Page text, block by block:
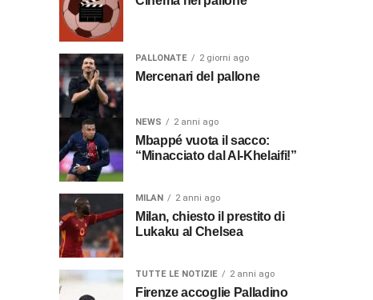
PALLONATE 2 giorni ago
Mercenari del pallone
NEWS 2 anni ago
Mbappé vuota il sacco:
“Minacciato dal Al-Khelaifi!”
MILAN 2 anni ago
Milan, chiesto il prestito di
Lukaku al Chelsea
TUTTE LE NOTIZIE 2 anni ago
Firenze accoglie Palladino